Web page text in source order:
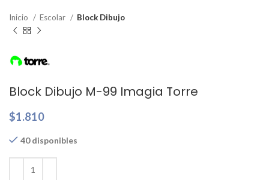
Inicio Escolar Block Dibujo
Block Dibujo M-99 Imagia Torre
$1.810
40 disponibles